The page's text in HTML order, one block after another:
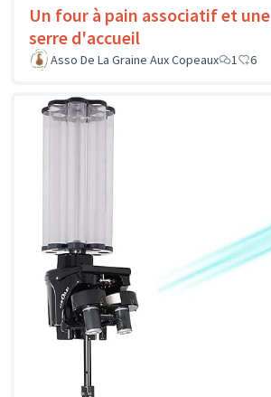
Un four à pain associatif et une
serre d'accueil
Asso De La Graine Aux Copeaux
1 6